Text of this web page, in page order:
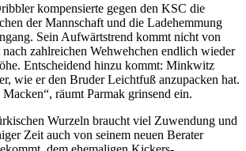
kompensierte gegen den KSC die
der Mannschaft und die Ladehemmung
Sein Aufwärtstrend kommt nicht von
zahlreichen Wehwehchen endlich wieder
Entscheidend hinzu kommt: Minkwitz
wie er den Bruder Leichtfuß anzupacken hat.
räumt Parmak grinsend ein.
Wurzeln braucht viel Zuwendung und
Zeit auch von seinem neuen Berater